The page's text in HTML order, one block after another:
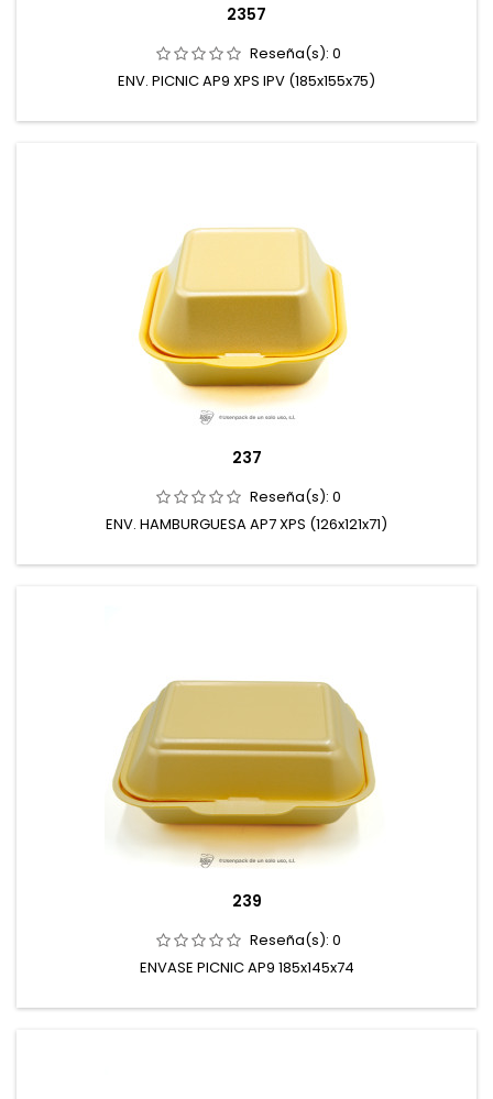
2357
Reseña(s): 0
ENV. PICNIC AP9 XPS IPV (185x155x75)
237
Reseña(s): 0
ENV. HAMBURGUESA AP7 XPS (126x121x71)
239
Reseña(s): 0
ENVASE PICNIC AP9 185x145x74